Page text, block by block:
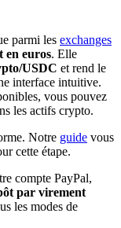
parmi les exchanges
en euros. Elle
USDC et rend le
interface intuitive.
vous pouvez
les actifs crypto.
Notre guide vous
cette étape.
compte PayPal,
par virement
les modes de